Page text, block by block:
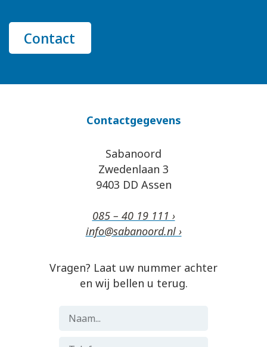
Contact
Contactgegevens
Sabanoord
Zwedenlaan 3
9403 DD Assen
085 – 40 19 111 ›
info@sabanoord.nl ›
Vragen? Laat uw nummer achter
en wij bellen u terug.